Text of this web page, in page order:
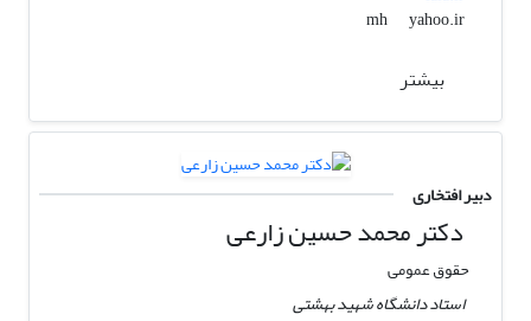
mh
yahoo.ir
بیشتر
دبیر افتخاری
دکتر محمد حسین زارعی
حقوق عمومی
استاد دانشگاه شهید بهشتی